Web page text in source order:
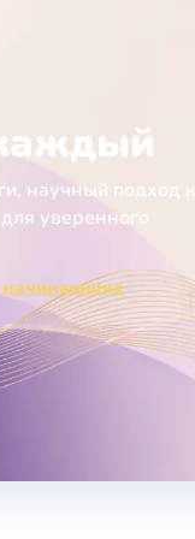
научный подход к
уверенного
начинающих